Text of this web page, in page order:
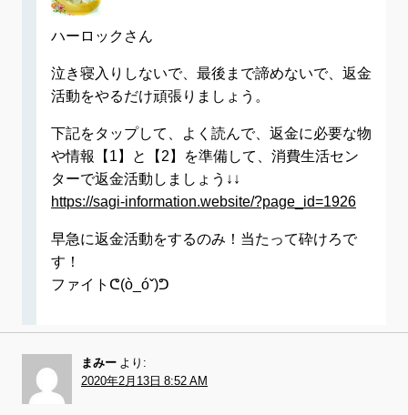
ハーロックさん
泣き寝入りしないで、最後まで諦めないで、返金
活動をやるだけ頑張りましょう。
下記をタップして、よく読んで、返金に必要な物
や情報【1】と【2】を準備して、消費生活セン
ターで返金活動しましょう↓↓
https://sagi-information.website/?page_id=1926
早急に返金活動をするのみ！当たって砕けろで
す！
ファイトᕦ(ò_óˇ)ᕤ
まみー より:
2020年2月13日 8:52 AM